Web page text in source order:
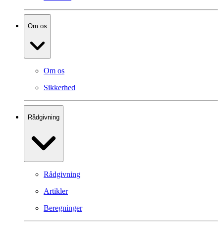
Om os
Om os
Sikkerhed
Rådgivning
Rådgivning
Artikler
Beregninger